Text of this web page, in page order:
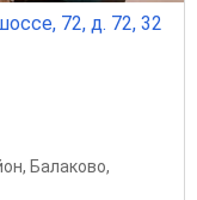
72, д. 72, 32
, Балаково,